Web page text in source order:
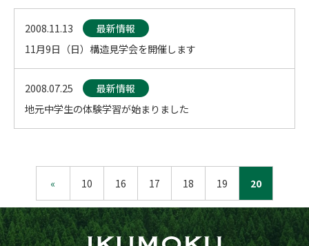
2008.11.13
最新情報
11月9日（日）構造見学会を開催します
2008.07.25
最新情報
地元中学生の体験学習が始まりました
« 10 16 17 18 19 20